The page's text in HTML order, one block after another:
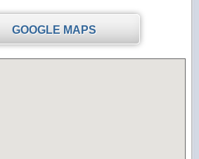
GOOGLE MAPS